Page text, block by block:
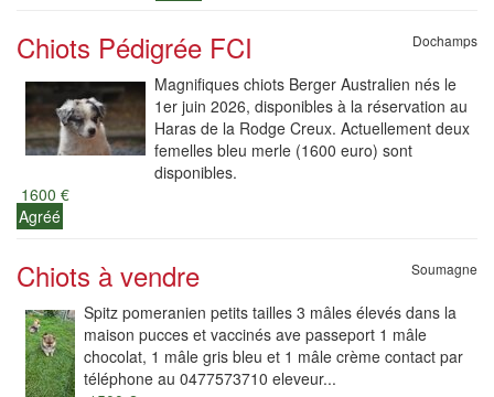
Chiots Pédigrée FCI Dochamps
Magnifiques chiots Berger Australien nés le
1er juin 2026, disponibles à la réservation au
Haras de la Rodge Creux. Actuellement deux
femelles bleu merle (1600 euro) sont
disponibles.
1600 €
Agréé
Chiots à vendre Soumagne
Spitz pomeranien petits tailles 3 mâles élevés dans la
maison pucces et vaccinés ave passeport 1 mâle
chocolat, 1 mâle gris bleu et 1 mâle crème contact par
téléphone au 0477573710 eleveur...